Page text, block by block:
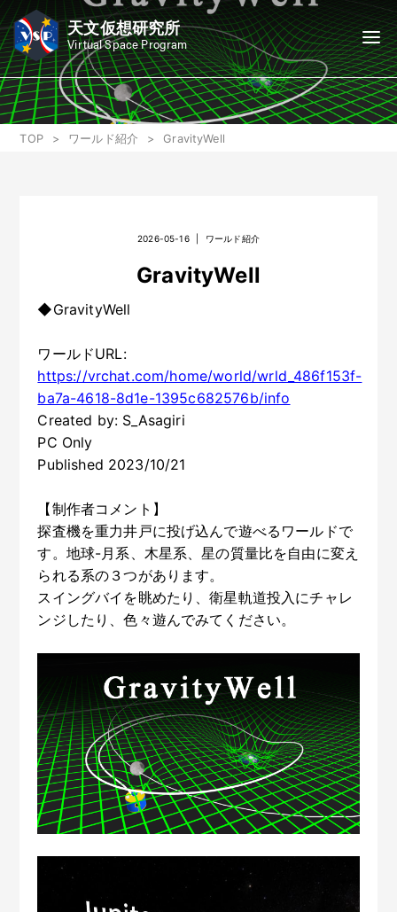
天文仮想研究所
Virtual Space Program
TOP ワールド紹介 GravityWell
2026-05-16 ワールド紹介
GravityWell
◆GravityWell
ワールドURL:
https://vrchat.com/home/world/wrld_486f153f-
ba7a-4618-8d1e-1395c682576b/info
Created by: S_Asagiri
PC Only
Published 2023/10/21
【制作者コメント】
探査機を重力井戸に投げ込んで遊べるワールドで
す。地球-月系、木星系、星の質量比を自由に変え
られる系の３つがあります。
スイングバイを眺めたり、衛星軌道投入にチャレ
ンジしたり、色々遊んでみてください。